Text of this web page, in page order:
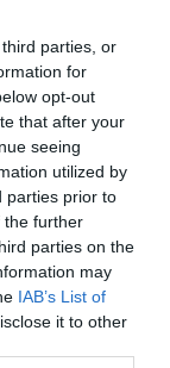
parties, or
for
opt-out
that after your
seeing
utilized by
parties prior to
the further
parties on the
may
IAB’s List of
it to other